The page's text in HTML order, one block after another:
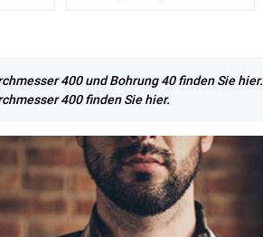
400 und Bohrung 40 finden Sie hier.
400 finden Sie hier.